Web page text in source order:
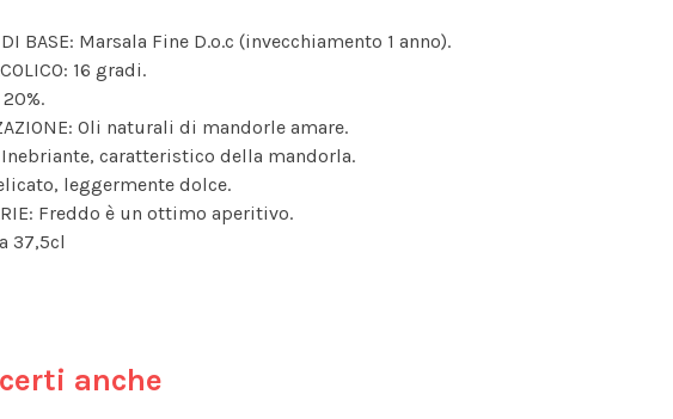
DI BASE: Marsala Fine D.o.c (invecchiamento 1 anno).
16 gradi.
20%.
Oli naturali di mandorle amare.
Inebriante, caratteristico della mandorla.
leggermente dolce.
Freddo è un ottimo aperitivo.
37,5cl
anche